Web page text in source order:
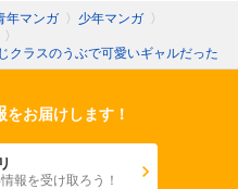
年マンガ 〉 少年マンガ 〉
〉
クラスのうぶで可愛いギャルだった
をお届けします！
報を受け取ろう！